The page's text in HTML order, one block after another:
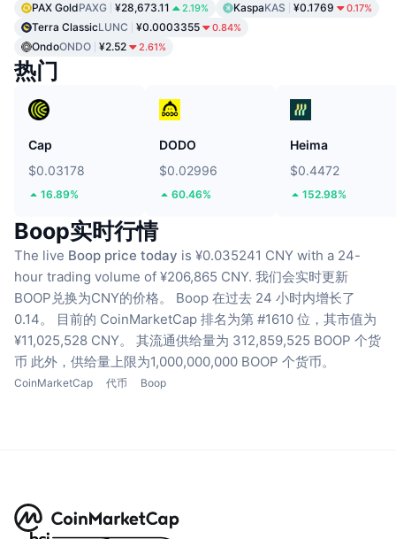
PAX GoldPAXG ¥28,673.11 2.19% KaspaKAS ¥0.1769 0.17%
Terra ClassicLUNC ¥0.0003355 0.84%
OndoONDO ¥2.52 2.61%
热门
Cap
$0.03178
16.89%
DODO
$0.02996
60.46%
Heima
$0.4472
152.98%
Boop实时行情
The live Boop price today is ¥0.035241 CNY with a 24-
hour trading volume of ¥206,865 CNY. 我们会实时更新
BOOP兑换为CNY的价格。
Boop 在过去 24 小时内增长了
0.14。
目前的 CoinMarketCap 排名为第 #1610 位，其市值为
¥11,025,528 CNY。
其流通供给量为 312,859,525 BOOP 个货
币 此外，供给量上限为1,000,000,000 BOOP 个货币。
CoinMarketCap 代币 Boop